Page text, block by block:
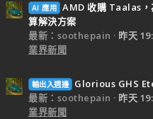
AI 應用 AMD 收購 Taalas，
算解決方案
最新：soothepain
昨天
業界新聞
輸出入週邊
Glorious GHS
最新：soothepain
昨天
業界新聞